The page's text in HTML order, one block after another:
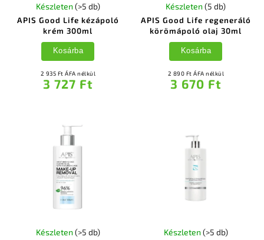
APIS Good Life kézápoló
krém 300ml
Készleten (>5 db)
2 935 Ft ÁFA nélkül
3 727 Ft
Kosárba
APIS Good Life regeneráló
körömápoló olaj 30ml
Készleten(5 db)
2 890 Ft ÁFA nélkül
3 670 Ft
Kosárba
Készleten (>5 db) Készleten (>5 db)